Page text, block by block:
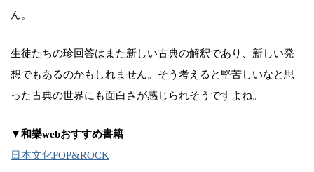
ん。
生徒たちの珍回答はまた新しい古典の解釈であり、新しい発
想でもあるのかもしれません。そう考えると堅苦しいなと思
った古典の世界にも面白さが感じられそうですよね。
▼和樂webおすすめ書籍
日本文化POP&ROCK